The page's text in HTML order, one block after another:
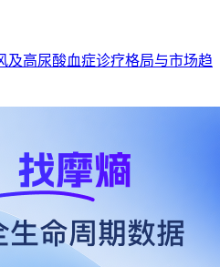
及高尿酸血症诊疗格局与市场趋